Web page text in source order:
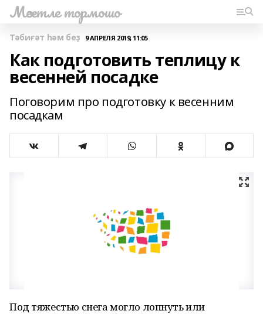
Мәсетле тормошо
Тәбиғәт һәм беҙ 9 АПРЕЛЯ 2019, 11:05
Как подготовить теплицу к
весенней посадке
Поговорим про подготовку к весенним
посадкам
Под тяжестью снега могло лопнуть или